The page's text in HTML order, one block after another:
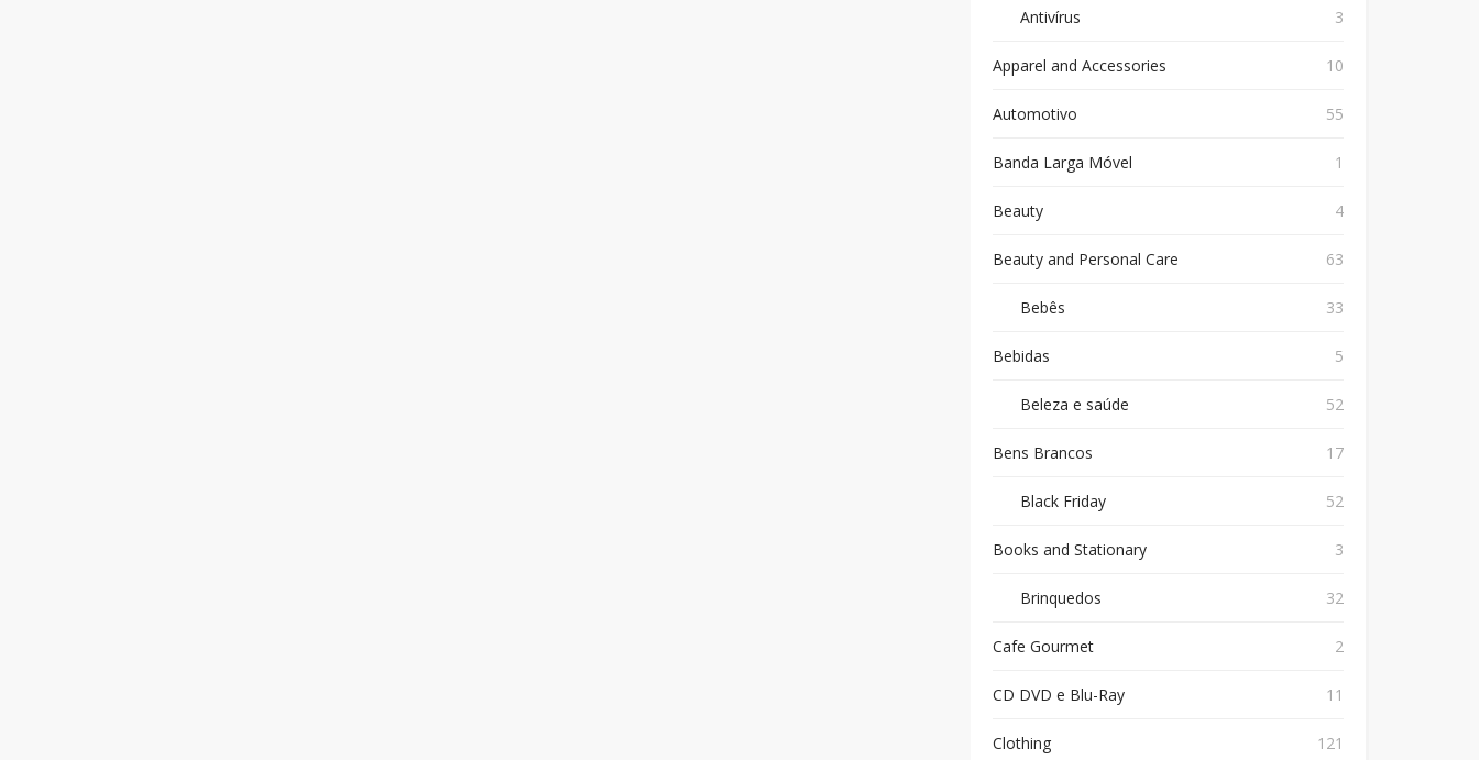
Antivírus 3
Apparel and Accessories 10
Automotivo 55
Banda Larga Móvel 1
Beauty 4
Beauty and Personal Care 63
Bebês 33
Bebidas 5
Beleza e saúde 52
Bens Brancos 17
Black Friday 52
Books and Stationary 3
Brinquedos 32
Cafe Gourmet 2
CD DVD e Blu-Ray 11
Clothing 121